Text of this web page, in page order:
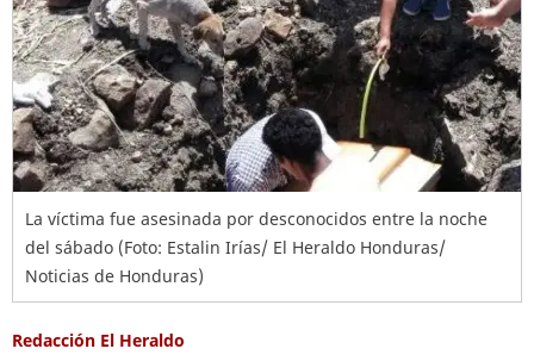
La víctima fue asesinada por desconocidos entre la noche
del sábado (Foto: Estalin Irías/ El Heraldo Honduras/
Noticias de Honduras)
Redacción El Heraldo